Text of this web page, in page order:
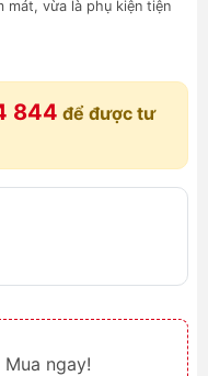
mát, vừa là phụ kiện tiện
844 để được tư
ngay!